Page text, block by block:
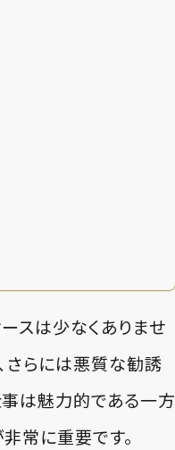
スは少なくありませ
さらには悪質な勧誘
事は魅力的である一方
常に重要です。